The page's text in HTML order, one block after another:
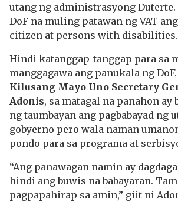
utang ng administrasyong
DoF na muling patawan ng VAT
citizen at persons with disabilities.
Hindi katanggap-tanggap para sa
manggagawa ang panukala ng
Kilusang Mayo Uno Secretary
Adonis, sa matagal na panahon ay
ng taumbayan ang pagbabayad ng
gobyerno pero wala naman
pondo para sa programa at
“Ang panawagan namin ay
hindi ang buwis na babayaran.
pagpapahirap sa amin,” giit ni